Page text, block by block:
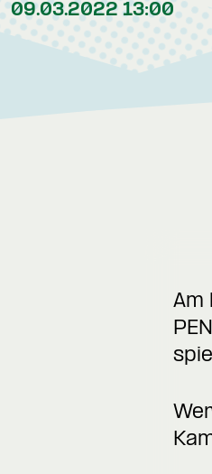
09.03.2022 13:00
Am